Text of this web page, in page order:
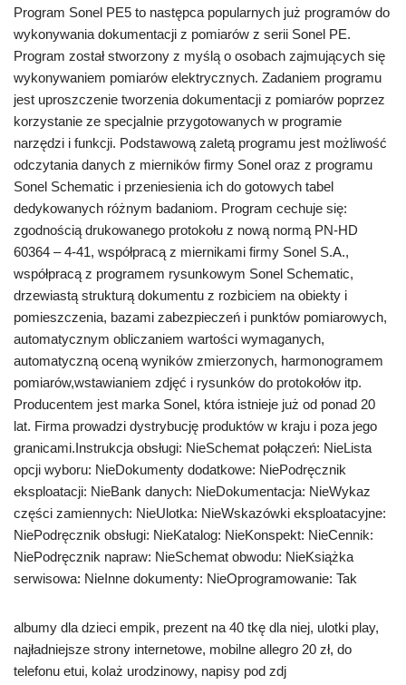
Program Sonel PE5 to następca popularnych już programów do
wykonywania dokumentacji z pomiarów z serii Sonel PE.
Program został stworzony z myślą o osobach zajmujących się
wykonywaniem pomiarów elektrycznych. Zadaniem programu
jest uproszczenie tworzenia dokumentacji z pomiarów poprzez
korzystanie ze specjalnie przygotowanych w programie
narzędzi i funkcji. Podstawową zaletą programu jest możliwość
odczytania danych z mierników firmy Sonel oraz z programu
Sonel Schematic i przeniesienia ich do gotowych tabel
dedykowanych różnym badaniom. Program cechuje się:
zgodnością drukowanego protokołu z nową normą PN-HD
60364 – 4-41, współpracą z miernikami firmy Sonel S.A.,
współpracą z programem rysunkowym Sonel Schematic,
drzewiastą strukturą dokumentu z rozbiciem na obiekty i
pomieszczenia, bazami zabezpieczeń i punktów pomiarowych,
automatycznym obliczaniem wartości wymaganych,
automatyczną oceną wyników zmierzonych, harmonogramem
pomiarów,wstawianiem zdjęć i rysunków do protokołów itp.
Producentem jest marka Sonel, która istnieje już od ponad 20
lat. Firma prowadzi dystrybucję produktów w kraju i poza jego
granicami.Instrukcja obsługi: NieSchemat połączeń: NieLista
opcji wyboru: NieDokumenty dodatkowe: NiePodręcznik
eksploatacji: NieBank danych: NieDokumentacja: NieWykaz
części zamiennych: NieUlotka: NieWskazówki eksploatacyjne:
NiePodręcznik obsługi: NieKatalog: NieKonspekt: NieCennik:
NiePodręcznik napraw: NieSchemat obwodu: NieKsiążka
serwisowa: NieInne dokumenty: NieOprogramowanie: Tak
albumy dla dzieci empik, prezent na 40 tkę dla niej, ulotki play,
najładniejsze strony internetowe, mobilne allegro 20 zł, do
telefonu etui, kolaż urodzinowy, napisy pod zdj